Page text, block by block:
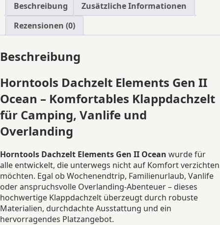
Personen
leicht
Menge
Beschreibung
Zusätzliche Informationen
Rezensionen (0)
Beschreibung
Horntools Dachzelt Elements Gen II
Ocean – Komfortables Klappdachzelt
für Camping, Vanlife und
Overlanding
Horntools Dachzelt Elements Gen II Ocean wurde für
alle entwickelt, die unterwegs nicht auf Komfort verzichten
möchten. Egal ob Wochenendtrip, Familienurlaub, Vanlife
oder anspruchsvolle Overlanding-Abenteuer – dieses
hochwertige Klappdachzelt überzeugt durch robuste
Materialien, durchdachte Ausstattung und ein
hervorragendes Platzangebot.